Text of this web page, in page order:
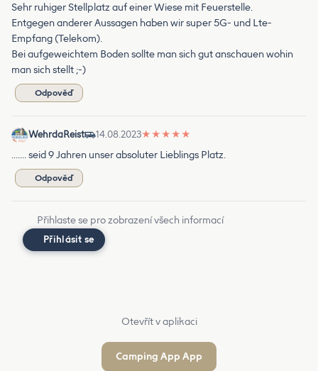
Sehr ruhiger Stellplatz auf einer Wiese mit Feuerstelle.
Entgegen anderer Aussagen haben wir super 5G- und Lte-
Empfang (Telekom).
Bei aufgeweichtem Boden sollte man sich gut anschauen wohin
man sich stellt ;-)
Odpověď
WehrdaReist 14.08.2023★ ★ ★ ★ ★
……. seid 9 Jahren unser absoluter Lieblings Platz.
Odpověď
Přihlaste se pro zobrazení všech informací
Přihlásit se
Otevřít v aplikaci
Camping App App